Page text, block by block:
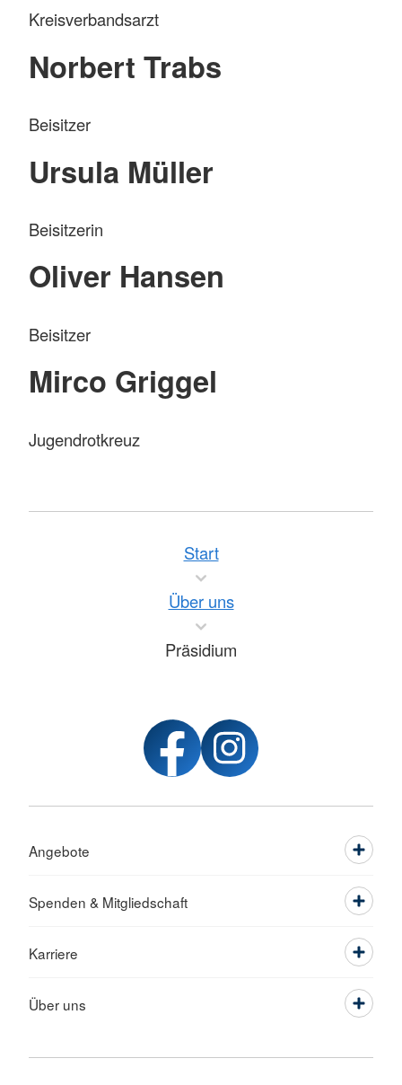
Kreisverbandsarzt
Norbert Trabs
Beisitzer
Ursula Müller
Beisitzerin
Oliver Hansen
Beisitzer
Mirco Griggel
Jugendrotkreuz
Start
Über uns
Präsidium
Angebote
Spenden & Mitgliedschaft
Karriere
Über uns